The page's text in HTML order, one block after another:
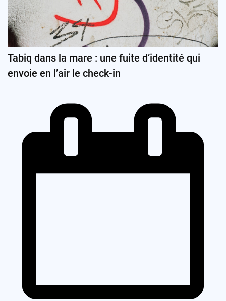
Tabiq dans la mare : une fuite d’identité qui
envoie en l’air le check-in